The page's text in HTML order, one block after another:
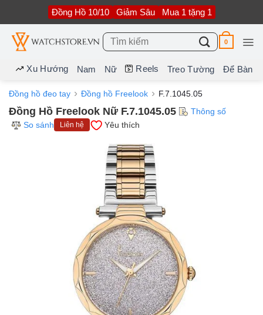
nội
dung
Đồng Hồ 10/10 Giảm Sâu Mua 1 tặng 1
Tìm
kiếm:
0
Xu Hướng Nam Nữ Reels Treo Tường Để Bàn
Đồng hồ đeo tay Đồng hồ Freelook F.7.1045.05
Đồng Hồ Freelook Nữ F.7.1045.05
Thông số
So sánh
Liên hệ Yêu thích